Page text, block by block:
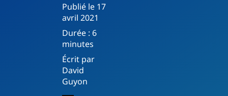
Publié le 17
avril 2021
Durée : 6
minutes
Écrit par
David
Guyon